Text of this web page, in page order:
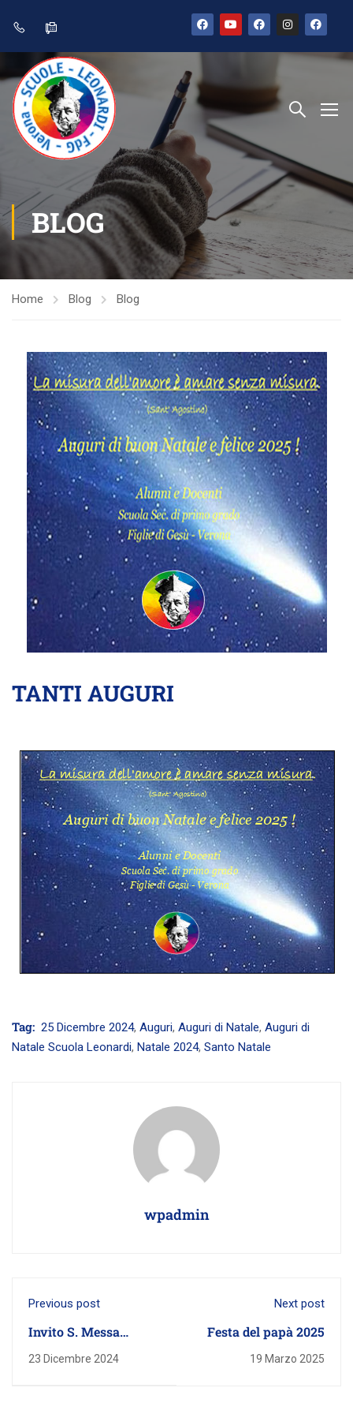
BLOG
Home Blog Blog
TANTI AUGURI
Tag: 25 Dicembre 2024, Auguri, Auguri di Natale, Auguri di
Natale Scuola Leonardi, Natale 2024, Santo Natale
wpadmin
Previous post
Invito S. Messa
Natale 17.12.2024
23 Dicembre 2024
Next post
Festa del papà 2025
19 Marzo 2025